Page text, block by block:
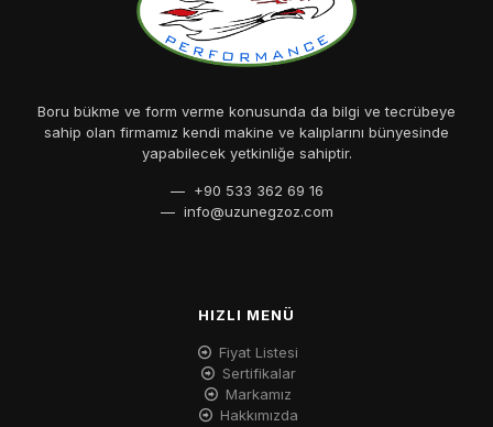
Boru bükme ve form verme konusunda da bilgi ve tecrübeye
sahip olan firmamız kendi makine ve kalıplarını bünyesinde
yapabilecek yetkinliğe sahiptir.
— +90 533 362 69 16
— info@uzunegzoz.com
HIZLI MENÜ
Fiyat Listesi
Sertifikalar
Markamız
Hakkımızda